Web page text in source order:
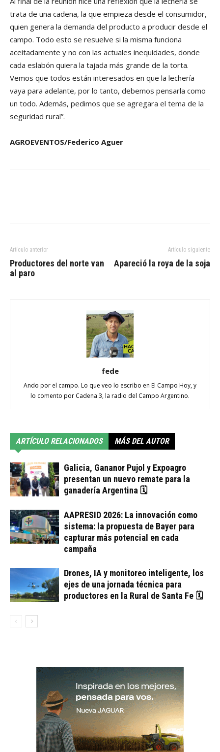
trata de una cadena, la que empieza desde el consumidor,
quien genera la demanda del producto a producir desde el
campo. Todo esto se resuelve si la misma funciona
aceitadamente y no con las actuales inequidades, donde
cada eslabón quiera la tajada más grande de la torta.
Vemos que todos están interesados en que la lechería
vaya para adelante, por lo tanto, debemos pensarla como
un todo. Además, pedimos que se agregara el tema de la
seguridad rural”.
AGROEVENTOS/Federico Aguer
Artículo anterior
Productores del norte van
al paro
Artículo siguiente
Apareció la roya de la soja
fede
Ando por el campo. Lo que veo lo escribo en El Campo Hoy, y
lo comento por Cadena 3, la radio del Campo Argentino.
ARTÍCULO RELACIONADOS MÁS DEL AUTOR
Galicia, Gananor Pujol y Expoagro
presentan un nuevo remate para la
ganadería Argentina 🗓
AAPRESID 2026: La innovación como
sistema: la propuesta de Bayer para
capturar más potencial en cada
campaña
Drones, IA y monitoreo inteligente, los
ejes de una jornada técnica para
productores en la Rural de Santa Fe 🗓